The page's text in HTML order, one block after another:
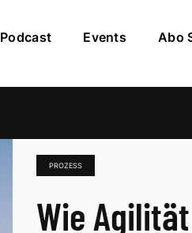
Podcast Events Abo
PROZESS
Wie